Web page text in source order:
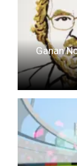
Ganan